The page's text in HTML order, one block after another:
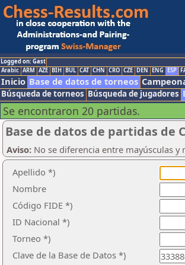
Logged on: Gast
Arabic ARM AZE BIH BUL CAT CHN CRO CZE DEN ENG ESP
Inicio Base de datos de torneos
Búsqueda de torneos Búsqueda de jugadores
Se encontraron 20 partidas.
Base de datos de partidas de
Aviso: No se diferencia entre mayúsculas
Apellido *)
Nombre
Código FIDE *)
ID Nacional *)
Torneo *)
Clave de la Base de Datos *)